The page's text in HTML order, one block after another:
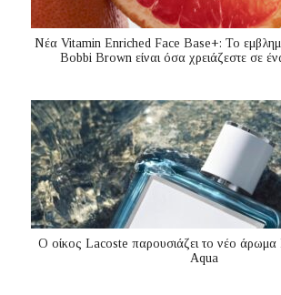
Nέα Vitamin Enriched Face Base+: Το
Bobbi Brown είναι όσα χρειάζεστε σε
Ο οίκος Lacoste παρουσιάζει το νέο
Aqua